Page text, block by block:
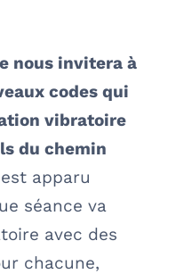
nous invitera à
codes qui
vibratoire
du chemin
apparu
séance va
avec des
chacune,